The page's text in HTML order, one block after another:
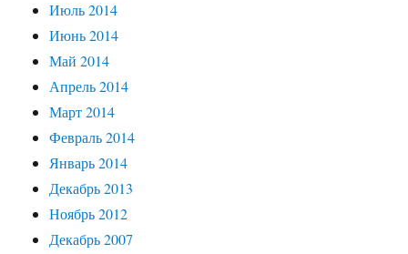
Июль 2014
Июнь 2014
Май 2014
Апрель 2014
Март 2014
Февраль 2014
Январь 2014
Декабрь 2013
Ноябрь 2012
Декабрь 2007